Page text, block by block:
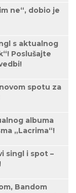
ne“, dobio je
s aktualnog
Poslušajte
spotu za
albuma
„Lacrima“!
singl i spot –
Bandom